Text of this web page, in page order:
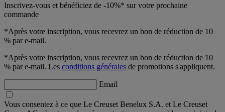
Inscrivez-vous et bénéficiez de -10%* sur votre prochaine
commande
*Après votre inscription, vous recevrez un bon de réduction de 10
% par e-mail.
*Après votre inscription, vous recevrez un bon de réduction de 10
% par e-mail. Les conditions générales de promotions s'appliquent.
Email
Vous consentez à ce que Le Creuset Benelux S.A. et Le Creuset